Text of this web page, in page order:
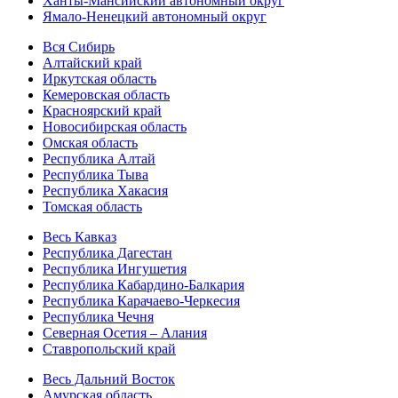
Ямало-Ненецкий автономный округ
Вся Сибирь
Алтайский край
Иркутская область
Кемеровская область
Красноярский край
Новосибирская область
Омская область
Республика Алтай
Республика Тыва
Республика Хакасия
Томская область
Весь Кавказ
Республика Дагестан
Республика Ингушетия
Республика Кабардино-Балкария
Республика Карачаево-Черкесия
Республика Чечня
Северная Осетия – Алания
Ставропольский край
Весь Дальний Восток
Амурская область